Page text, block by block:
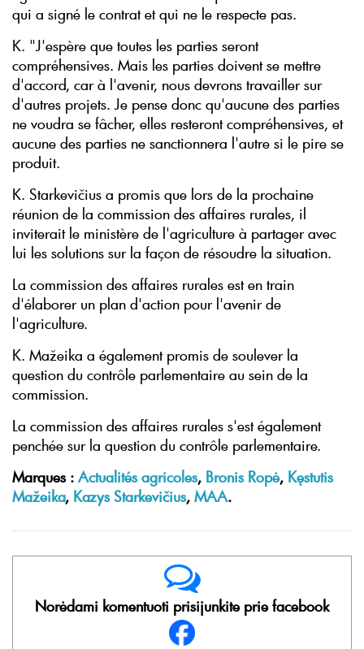
qui a signé le contrat et qui ne le respecte pas.
K. "J'espère que toutes les parties seront
compréhensives. Mais les parties doivent se mettre
d'accord, car à l'avenir, nous devrons travailler sur
d'autres projets. Je pense donc qu'aucune des parties
ne voudra se fâcher, elles resteront compréhensives, et
aucune des parties ne sanctionnera l'autre si le pire se
produit.
K. Starkevičius a promis que lors de la prochaine
réunion de la commission des affaires rurales, il
inviterait le ministère de l'agriculture à partager avec
lui les solutions sur la façon de résoudre la situation.
La commission des affaires rurales est en train
d'élaborer un plan d'action pour l'avenir de
l'agriculture.
K. Mažeika a également promis de soulever la
question du contrôle parlementaire au sein de la
commission.
La commission des affaires rurales s'est également
penchée sur la question du contrôle parlementaire.
Marques : Actualités agricoles, Bronis Ropė, Kęstutis
Mažeika, Kazys Starkevičius, MAA.
Norėdami komentuoti prisijunkite prie facebook